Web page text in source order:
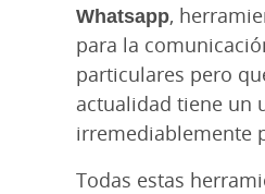
Whatsapp,
para la
particulares pero
actualidad tiene un
irremediablemente
Todas estas